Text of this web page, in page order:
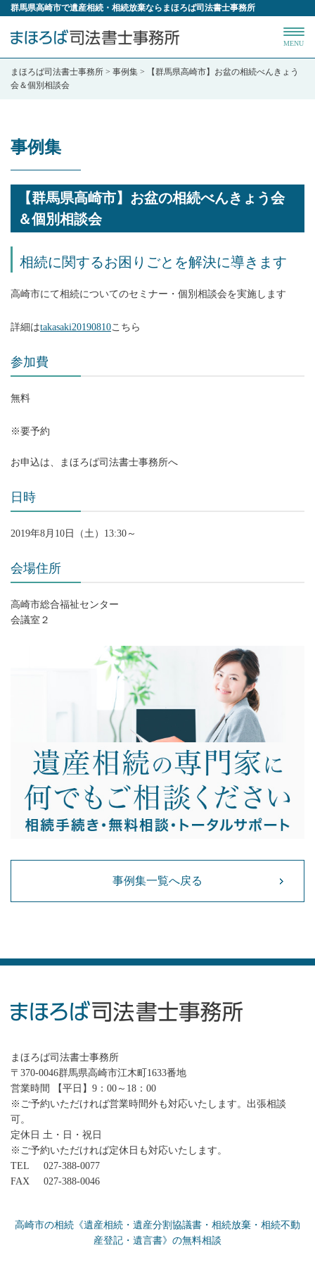
群馬県高崎市で遺産相続・相続放棄ならまほろば司法書士事務所
MENU
まほろば司法書士事務所 > 事例集 >
【群馬県高崎市】お盆の相続べんきょう
会＆個別相談会
事例集
【群馬県高崎市】お盆の相続べんきょう会
＆個別相談会
相続に関するお困りごとを解決に導きます
高崎市にて相続についてのセミナー・個別相談会を実施します
詳細はtakasaki20190810こちら
参加費
無料
※要予約
お申込は、まほろば司法書士事務所へ
日時
2019年8月10日（土）13:30～
会場住所
高崎市総合福祉センター
会議室２
事例集一覧へ戻る
まほろば司法書士事務所
〒370-0046群馬県高崎市江木町1633番地
営業時間 【平日】9：00～18：00
※ご予約いただければ営業時間外も対応いたします。出張相談
可。
定休日 土・日・祝日
※ご予約いただければ定休日も対応いたします。
TEL
027-388-0077
FAX
027-388-0046
高崎市の相続《遺産相続・遺産分割協議書・相続放棄・相続不動
産登記・遺言書》の無料相談